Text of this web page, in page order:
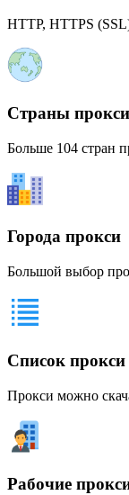
HTTP, HTTPS
Страны прокси
Больше 104 стран
Города прокси
Большой выбор
Список прокси
Прокси можно
Рабочие